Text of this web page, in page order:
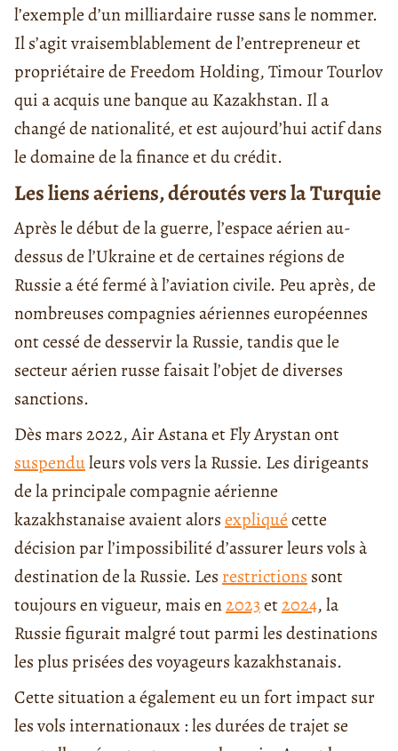
l’exemple d’un milliardaire russe sans le nommer.
Il s’agit vraisemblablement de l’entrepreneur et
propriétaire de Freedom Holding, Timour Tourlov
qui a acquis une banque au Kazakhstan. Il a
changé de nationalité, et est aujourd’hui actif dans
le domaine de la finance et du crédit.
Les liens aériens, déroutés vers la Turquie
Après le début de la guerre, l’espace aérien au-
dessus de l’Ukraine et de certaines régions de
Russie a été fermé à l’aviation civile. Peu après, de
nombreuses compagnies aériennes européennes
ont cessé de desservir la Russie, tandis que le
secteur aérien russe faisait l’objet de diverses
sanctions.
Dès mars 2022, Air Astana et Fly Arystan ont
suspenduleurs vols vers la Russie. Les dirigeants
de la principale compagnie aérienne
kazakhstanaise avaient alorsexpliquécette
décision par l’impossibilité d’assurer leurs vols à
destination de la Russie. Les restrictions sont
toujours en vigueur, mais en2023et2024, la
Russie figurait malgré tout parmi les destinations
les plus prisées des voyageurs kazakhstanais.
Cette situation a également eu un fort impact sur
les vols internationaux : les durées de trajet se